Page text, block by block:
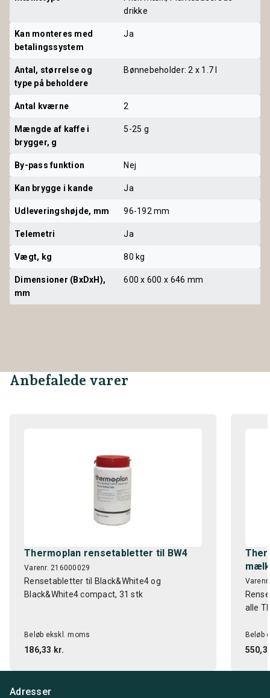
drikke
Kan monteres med
betalingssystem
Ja
Antal, størrelse og
type på beholdere
Bønnebeholder: 2 x 1.7 l
Antal kværne 2
Mængde af kaffe i
brygger, g
5-25 g
By-pass funktion Nej
Kan brygge i kande Ja
Udleveringshøjde, mm 96-192 mm
Telemetri Ja
Vægt, kg 80 kg
Dimensioner (BxDxH),
mm
600 x 600 x 646 mm
Anbefalede varer
Thermoplan rensetabletter til BW4
Varenr. 216000029
Rensetabletter til Black&White4 og
Black&White4 compact, 31 stk
Beløb ekskl. moms
186,33 kr.
alle
Beløb
Adresser